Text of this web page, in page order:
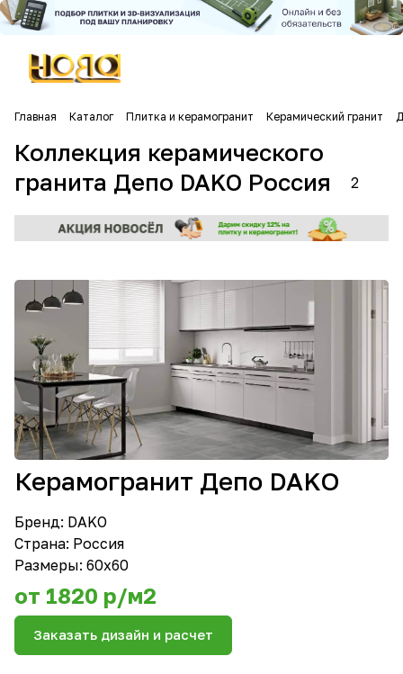
Главная Каталог Плитка и керамогранит Керамический гранит
Коллекция керамического
гранита Депо DAKO Россия
2
Керамогранит Депо DAKO
Бренд: DAKO
Страна: Россия
Размеры: 60х60
от 1820 р/м2
Заказать дизайн и расчет